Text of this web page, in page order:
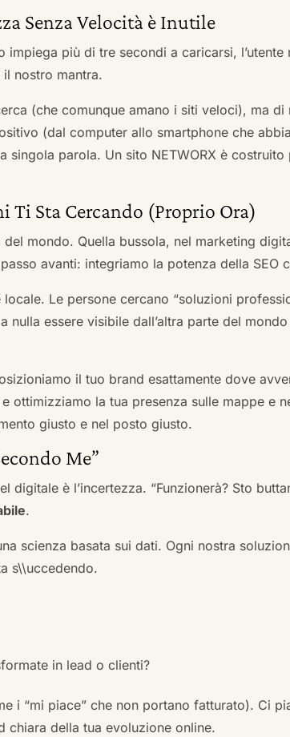
Senza Velocità è Inutile
più di tre secondi a caricarsi,
il nostro mantra.
(che comunque amano i siti veloci), ma
(dal computer allo smartphone che
singola parola. Un sito NETWORX è
Ti Sta Cercando (Proprio Ora)
mondo. Quella bussola, nel marketing
avanti: integriamo la potenza della
Le persone cercano “soluzioni
nulla essere visibile dall’altra parte del
il tuo brand esattamente dove
ottimizziamo la tua presenza sulle mappe e
giusto e nel posto giusto.
Me”
digitale è l’incertezza. “Funzionerà? Sto
.
scienza basata sui dati. Ogni nostra
s\\uccedendo.
in lead o clienti?
i “mi piace” che non portano fatturato). Ci
chiara della tua evoluzione online.